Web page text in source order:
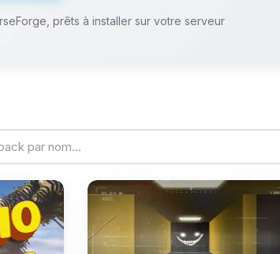
prêts à installer sur votre serveur